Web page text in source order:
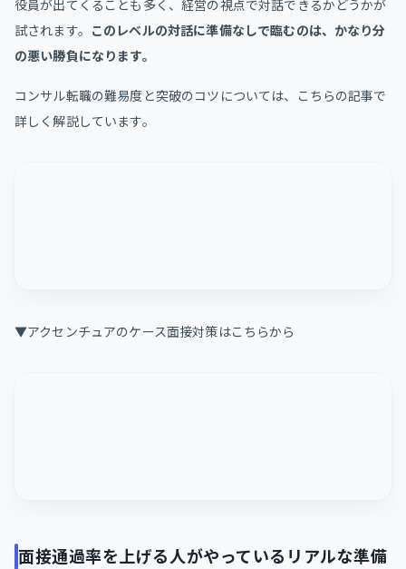
役員が出てくることも多く、経営の視点で対話できるかどうかが
試されます。 このレベルの対話に準備なしで臨むのは、かなり分
の悪い勝負になります。
コンサル転職の難易度と突破のコツについては、こちらの記事で
詳しく解説しています。
▼アクセンチュアのケース面接対策はこちらから
面接通過率を上げる人がやっているリアルな準備